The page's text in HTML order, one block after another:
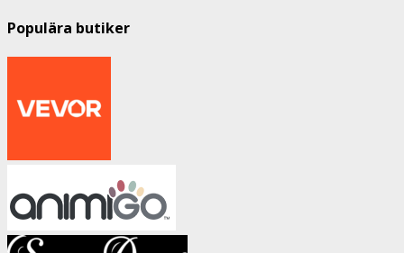
Populära butiker